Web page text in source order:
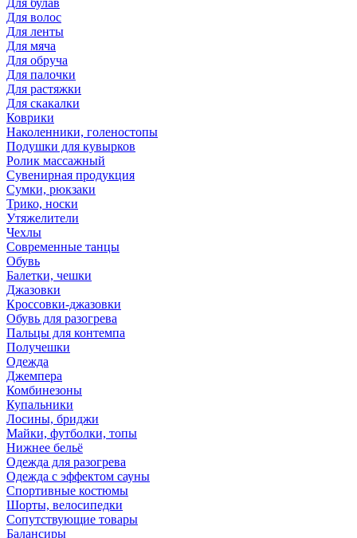
Для булав
Для волос
Для ленты
Для мяча
Для обруча
Для палочки
Для растяжки
Для скакалки
Коврики
Наколенники, голеностопы
Подушки для кувырков
Ролик массажный
Сувенирная продукция
Сумки, рюкзаки
Трико, носки
Утяжелители
Чехлы
Современные танцы
Обувь
Балетки, чешки
Джазовки
Кроссовки-джазовки
Обувь для разогрева
Пальцы для контемпа
Получешки
Одежда
Джемпера
Комбинезоны
Купальники
Лосины, бриджи
Майки, футболки, топы
Нижнее бельё
Одежда для разогрева
Одежда с эффектом сауны
Спортивные костюмы
Шорты, велосипедки
Сопутствующие товары
Балансиры